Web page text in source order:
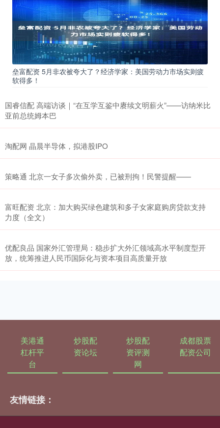
垒富配资 5月非农被夸大了？经济学家：美国劳动力市场实则疲
软得多！
国睿信配 高端访谈｜“在互学互鉴中赓续文明薪火”——访纳米比
亚前总统姆本巴
淘配网 晶晨半导体，拟港股IPO
策略通 北京一女子多次偷外卖，已被刑拘！民警提醒——
富旺配资 北京：加大购买绿色建筑和多子女家庭购房贷款支持
力度（全文）
优配良品 国家外汇管理局：稳步扩大外汇领域高水平制度型开
放，统筹推进人民币国际化与资本项目高质量开放
美港通
杠杆平
台
炒股配
资论坛
炒股配
资评测
网
成都股票
配资公司
友情链接：